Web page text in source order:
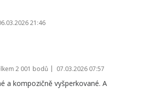
21:46
2 001 bodů 07.03.2026 07:57
a kompozičně vyšperkované. A